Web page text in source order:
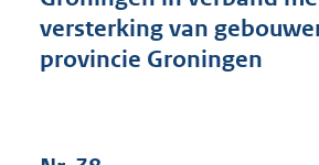
r
versterking van
provincie Groningen